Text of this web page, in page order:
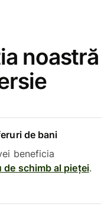
noastră
de bani
beneficia
de schimb al pieței.